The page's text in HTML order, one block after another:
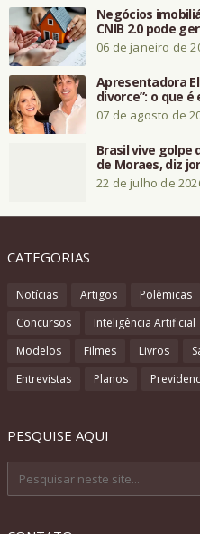
Negócios
CNIB 2.0 pode
06 de janeiro de
Apresentadora
divorce”: o que
07 de agosto de
Brasil vive golpe
de Moraes, diz
22 de julho de
CATEGORIAS
Notícias Artigos Polêmicas
Concursos
Inteligência Artificial
Modelos
Filmes Livros
Entrevistas
Planos
PESQUISE AQUI